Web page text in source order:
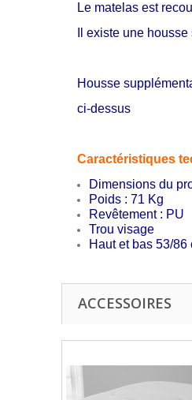
Le matelas est
Il existe une
Housse
ci-dessus
Caractéristiques
Dimensions du
Poids : 71 Kg
Revêtement : PU
Trou visage
Haut et bas 53/86
ACCESSOIRES